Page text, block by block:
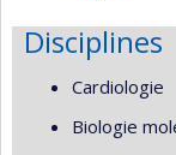
Disciplines
Cardiologie
Biologie